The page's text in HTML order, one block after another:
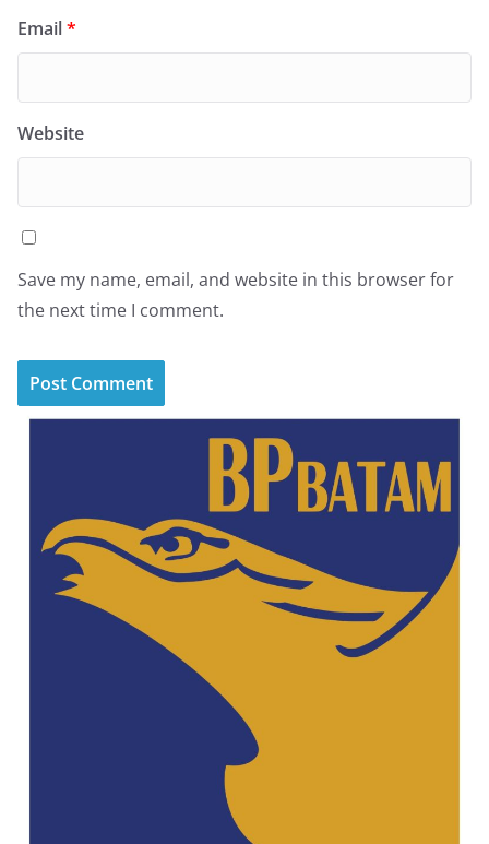
Email*
Website
Save my name, email, and website in this browser for
the next time I comment.